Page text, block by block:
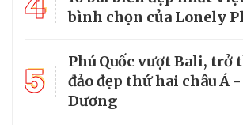
bình chọn của Lonely
5
Phú Quốc vượt Bali, trở
đảo đẹp thứ hai châu Á
Dương